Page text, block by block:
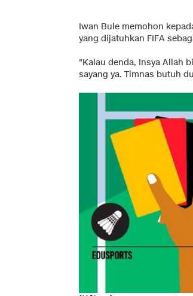
Iwan Bule memohon
yang dijatuhkan FIFA
"Kalau denda, Insya Allah
sayang ya. Timnas butuh